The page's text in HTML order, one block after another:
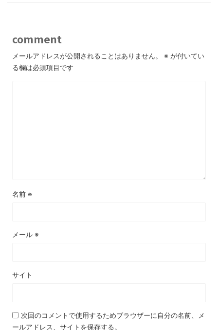
comment
メールアドレスが公開されることはありません。 ※ が付いてい
る欄は必須項目です
名前 ※
メール ※
サイト
次回のコメントで使用するためブラウザーに自分の名前、メ
ールアドレス、サイトを保存する。